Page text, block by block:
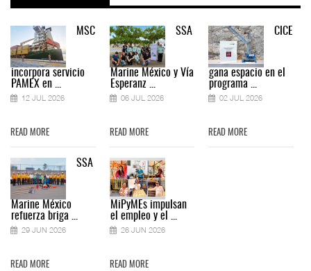
MSC
incorpora servicio
PAMEX en ...
12 JUL 2026
READ MORE
SSA
Marine México
refuerza briga ...
29 JUN 2026
READ MORE
SSA
Marine México y Vía
Esperanz ...
06 JUL 2026
READ MORE
MiPyMEs impulsan
el empleo y el ...
26 JUN 2026
READ MORE
CICE
gana espacio en el
programa ...
02 JUL 2026
READ MORE